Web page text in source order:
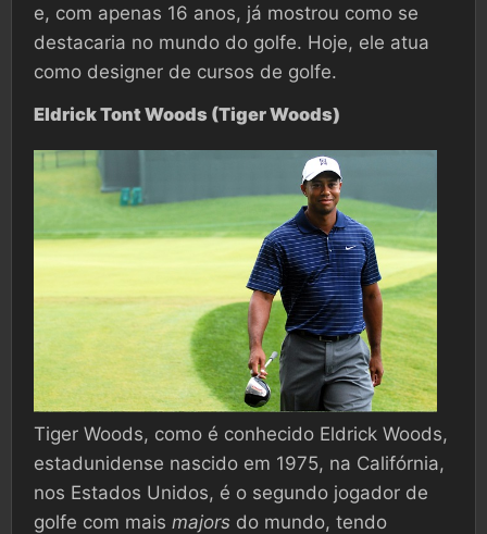
e, com apenas 16 anos, já mostrou como se
destacaria no mundo do golfe. Hoje, ele atua
como designer de cursos de golfe.
Eldrick Tont Woods (Tiger Woods)
Tiger Woods, como é conhecido Eldrick Woods,
estadunidense nascido em 1975, na Califórnia,
nos Estados Unidos, é o segundo jogador de
golfe com mais majors do mundo, tendo